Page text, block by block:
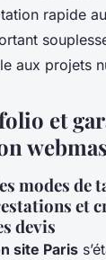
rapide
aux projets
et
modes de
et
devis
site Paris